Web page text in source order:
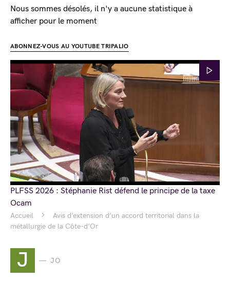
Accueil
Avis d’extension d’un accord territorial dans la
métallurgie de la Côte-d’Or
J JO
Nous sommes désolés, il n'y a aucune statistique à
afficher pour le moment
ABONNEZ-VOUS AU YOUTUBE TRIPALIO
PLFSS 2026 : Stéphanie Rist défend le principe de la taxe
Ocam